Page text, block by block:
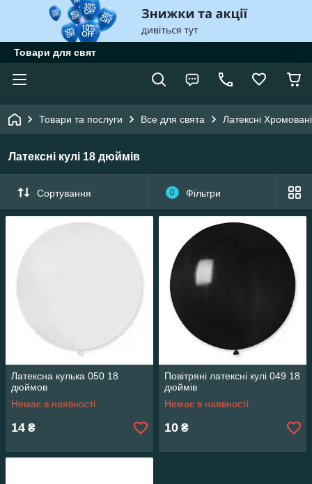
Товари для свят
Товари та послуги Все для свята Латексні Хромовані
Латексні кулі 18 дюймів
Сортування 0 Фільтри
Латексна кулька 050 18
дюймов
Немає в наявності
14 ₴
Повітряні латексні кулі 049 18
дюймів
Немає в наявності
10 ₴